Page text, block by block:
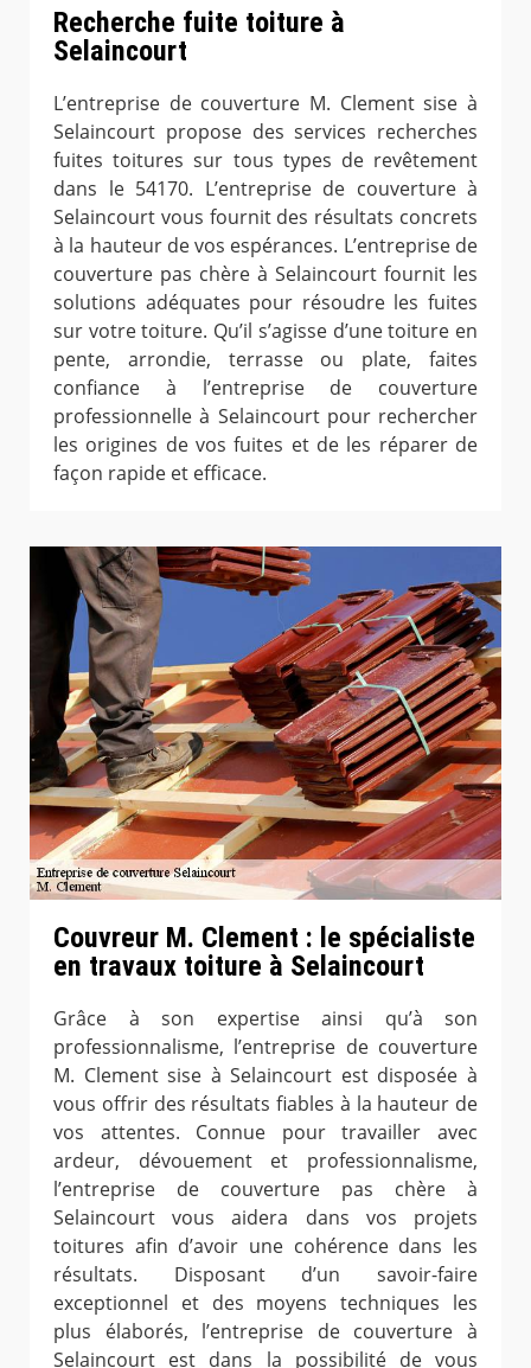
Recherche fuite toiture à
Selaincourt
L’entreprise de couverture M. Clement sise à
Selaincourt propose des services recherches
fuites toitures sur tous types de revêtement
dans le 54170. L’entreprise de couverture à
Selaincourt vous fournit des résultats concrets
à la hauteur de vos espérances. L’entreprise de
couverture pas chère à Selaincourt fournit les
solutions adéquates pour résoudre les fuites
sur votre toiture. Qu’il s’agisse d’une toiture en
pente, arrondie, terrasse ou plate, faites
confiance à l’entreprise de couverture
professionnelle à Selaincourt pour rechercher
les origines de vos fuites et de les réparer de
façon rapide et efficace.
Couvreur M. Clement : le spécialiste
en travaux toiture à Selaincourt
Grâce à son expertise ainsi qu’à son
professionnalisme, l’entreprise de couverture
M. Clement sise à Selaincourt est disposée à
vous offrir des résultats fiables à la hauteur de
vos attentes. Connue pour travailler avec
ardeur, dévouement et professionnalisme,
l’entreprise de couverture pas chère à
Selaincourt vous aidera dans vos projets
toitures afin d’avoir une cohérence dans les
résultats. Disposant d’un savoir-faire
exceptionnel et des moyens techniques les
plus élaborés, l’entreprise de couverture à
Selaincourt est dans la possibilité de vous